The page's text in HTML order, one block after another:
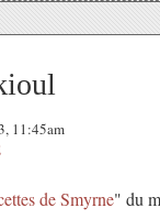
11:45am
de Smyrne" du